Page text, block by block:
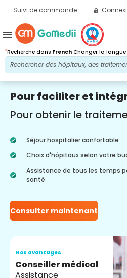
Suivi de commande
*Recherche dans French Changer la
menu
Pour faciliter et
Pour obtenir le
Séjour hospitalier confortable
Choix d'hôpitaux selon votre
Assistance de tous les temps
santé
Consulter maintenant
Nos avantages
Conseiller médical
Assistance